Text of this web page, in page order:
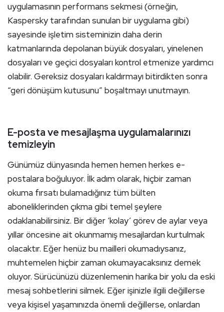
uygulamasının performans sekmesi (örneğin,
Kaspersky tarafından sunulan bir uygulama gibi)
sayesinde işletim sisteminizin daha derin
katmanlarında depolanan büyük dosyaları, yinelenen
dosyaları ve geçici dosyaları kontrol etmenize yardımcı
olabilir. Gereksiz dosyaları kaldırmayı bitirdikten sonra
“geri dönüşüm kutusunu” boşaltmayı unutmayın.
E-posta ve mesajlaşma uygulamalarınızı
temizleyin
Günümüz dünyasında hemen hemen herkes e-
postalara boğuluyor. İlk adım olarak, hiçbir zaman
okuma fırsatı bulamadığınız tüm bülten
aboneliklerinden çıkma gibi temel şeylere
odaklanabilirsiniz. Bir diğer ‘kolay’ görev de aylar veya
yıllar öncesine ait okunmamış mesajlardan kurtulmak
olacaktır. Eğer henüz bu mailleri okumadıysanız,
muhtemelen hiçbir zaman okumayacaksınız demek
oluyor. Sürücünüzü düzenlemenin harika bir yolu da eski
mesaj sohbetlerini silmek. Eğer işinizle ilgili değillerse
veya kişisel yaşamınızda önemli değillerse, onlardan